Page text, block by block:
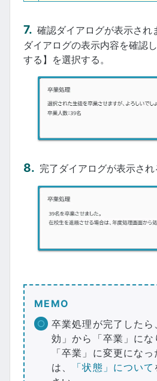
確認ダイアログが表示され
ダイアログの表示内容を確認
する】を選択する。
完了ダイアログが表示され
MEMO
卒業処理が完了した
効」から「卒業」に
「卒業」に変更にな
は、
「状態」について